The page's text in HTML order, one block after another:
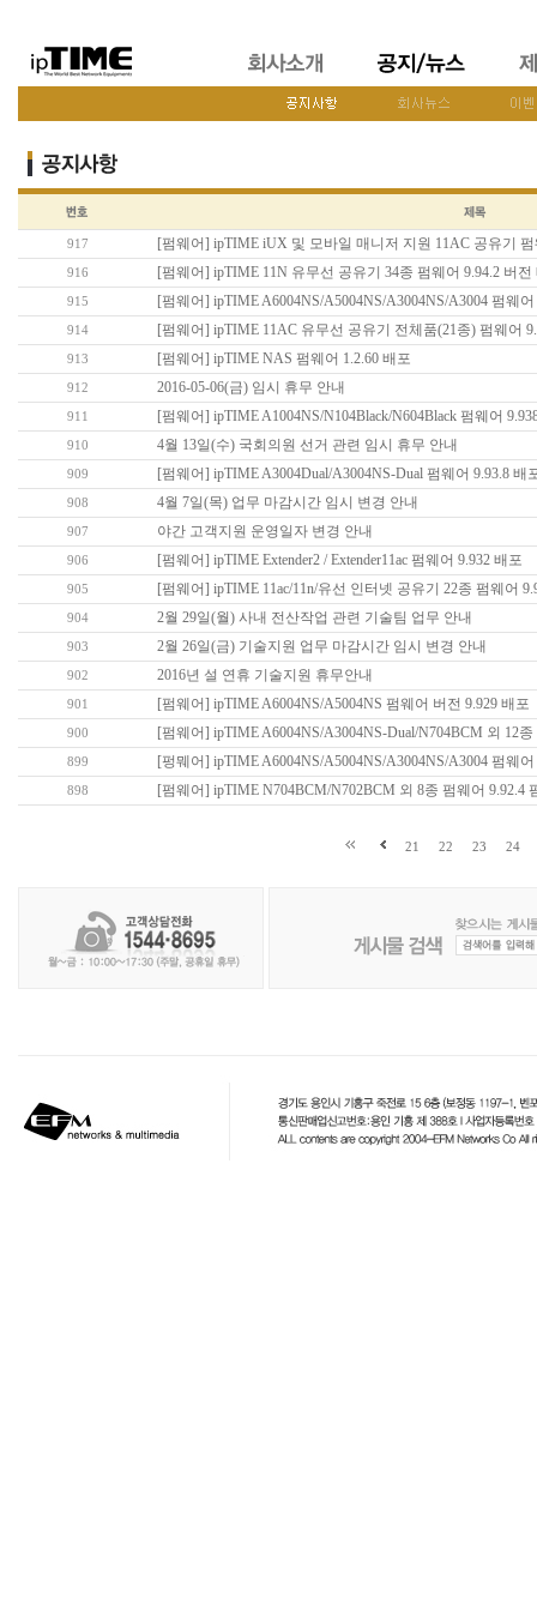
917 [펌웨어] ipTIME iUX 및 모바일 매니저 지원 11AC 공유기 펌
916 [펌웨어] ipTIME 11N 유무선 공유기 34종 펌웨어 9.94.2 버전
915 [펌웨어] ipTIME A6004NS/A5004NS/A3004NS/A3004 펌웨
914 [펌웨어] ipTIME 11AC 유무선 공유기 전체품(21종) 펌웨어
913 [펌웨어] ipTIME NAS 펌웨어 1.2.60 배포
912 2016-05-06(금) 임시 휴무 안내
911 [펌웨어] ipTIME A1004NS/N104Black/N604Black 펌웨어
910 4월 13일(수) 국회의원 선거 관련 임시 휴무 안내
909 [펌웨어] ipTIME A3004Dual/A3004NS-Dual 펌웨어 9.93.8 배
908 4월 7일(목) 업무 마감시간 임시 변경 안내
907 야간 고객지원 운영일자 변경 안내
906 [펌웨어] ipTIME Extender2 / Extender11ac 펌웨어 9.932 배포
905 [펌웨어] ipTIME 11ac/11n/유선 인터넷 공유기 22종 펌웨어
904 2월 29일(월) 사내 전산작업 관련 기술팀 업무 안내
903 2월 26일(금) 기술지원 업무 마감시간 임시 변경 안내
902 2016년 설 연휴 기술지원 휴무안내
901 [펌웨어] ipTIME A6004NS/A5004NS 펌웨어 버전 9.929 배포
900 [펌웨어] ipTIME A6004NS/A3004NS-Dual/N704BCM 외 12
899 [펑뭬어] ipTIME A6004NS/A5004NS/A3004NS/A3004 펌웨어
898 [펌웨어] ipTIME N704BCM/N702BCM 외 8종 펌웨어 9.92.4
21 22 23 24